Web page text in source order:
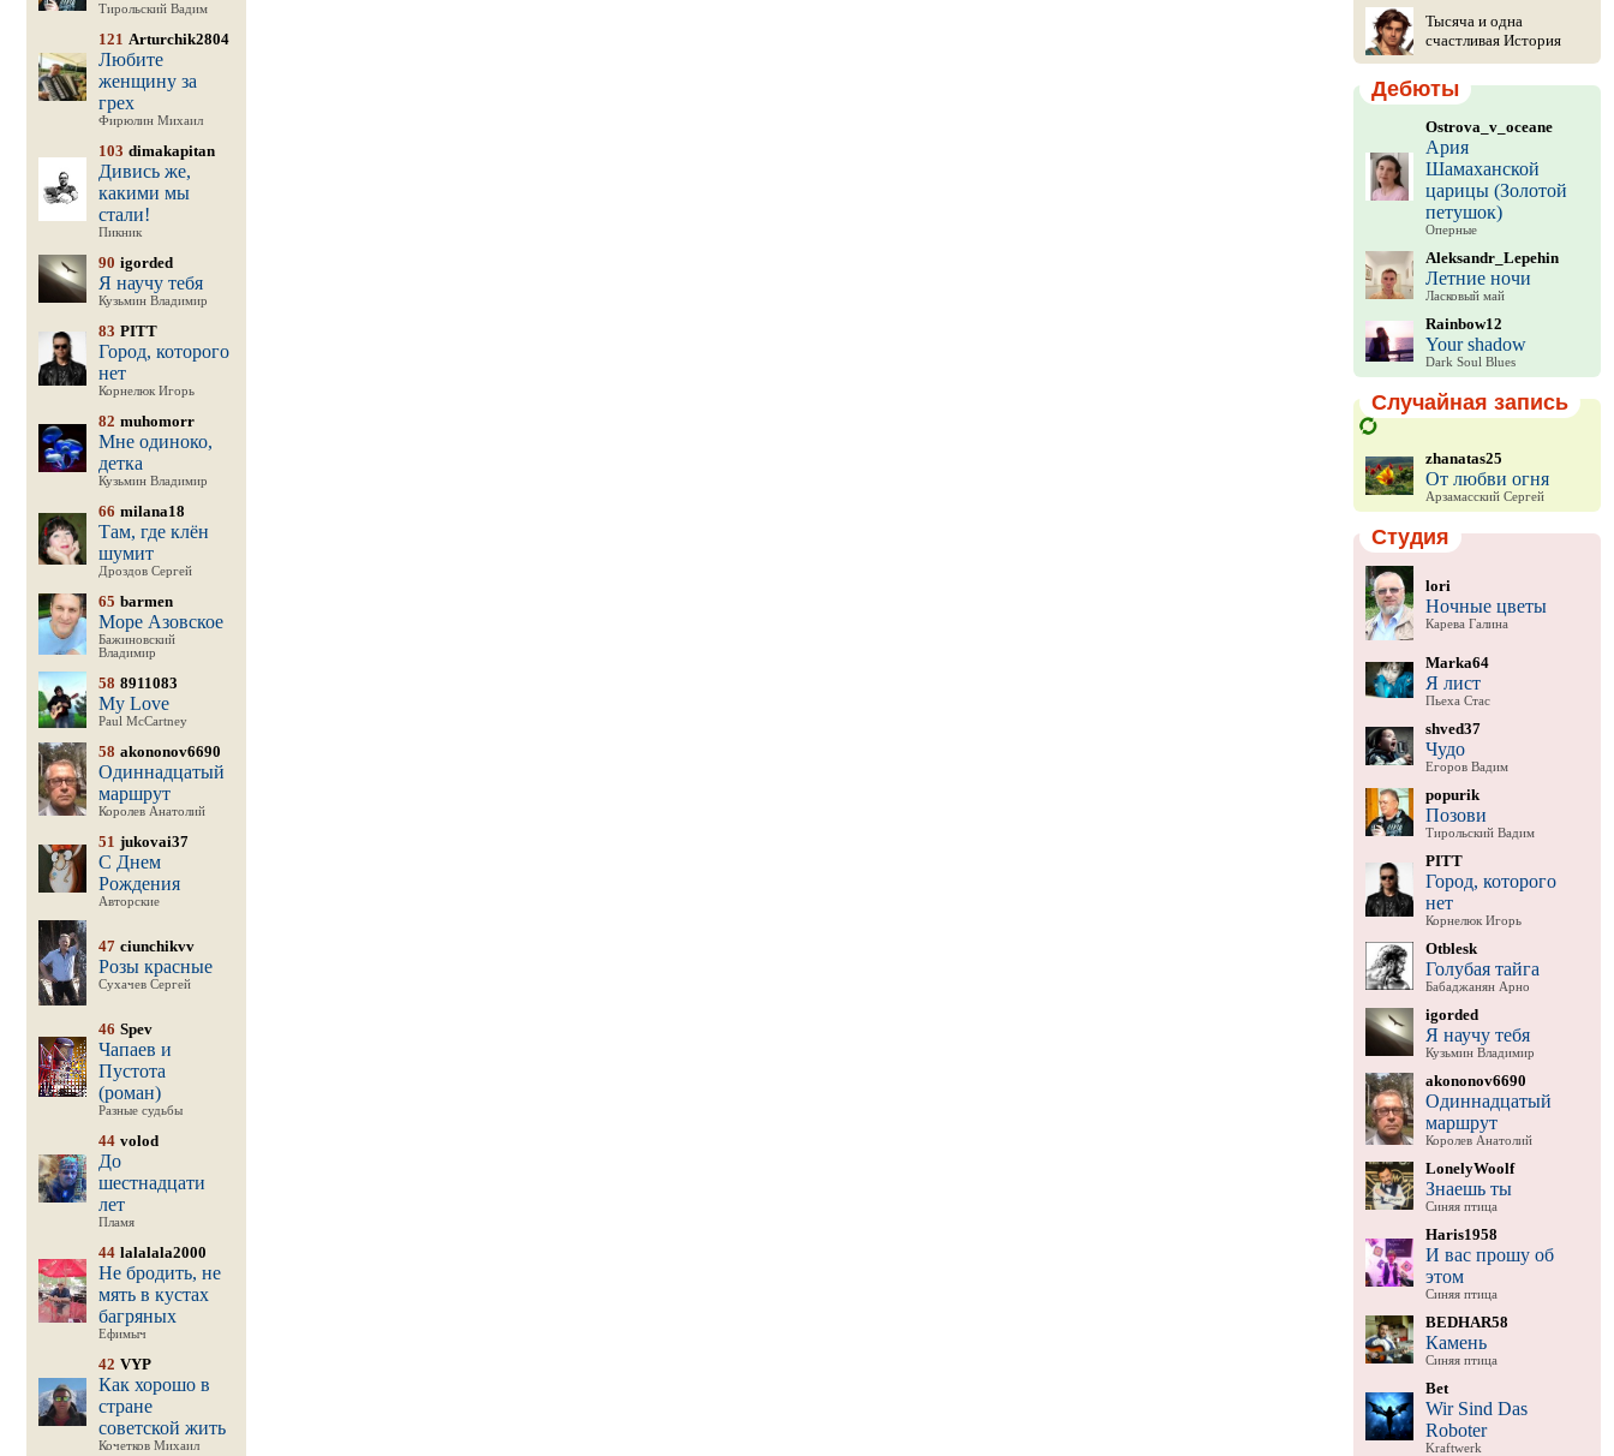
Тирольский Вадим
121 Arturchik2804
Любите
женщину за
грех
Фирюлин Михаил
103 dimakapitan
Дивись же,
какими мы
стали!
Пикник
90 igorded
Я научу тебя
Кузьмин Владимир
83 PITT
Город, которого
нет
Корнелюк Игорь
82 muhomorr
Мне одиноко,
детка
Кузьмин Владимир
66 milana18
Там, где клён
шумит
Дроздов Сергей
65 barmen
Море Азовское
Бажиновский
Владимир
58 8911083
My Love
Paul McCartney
58 akononov6690
Одиннадцатый
маршрут
Королев Анатолий
51 jukovai37
С Днем
Рождения
Авторские
47 ciunchikvv
Розы красные
Сухачев Сергей
46 Spev
Чапаев и
Пустота
(роман)
Разные судьбы
44 volod
До
шестнадцати
лет
Пламя
44 lalalala2000
Не бродить, не
мять в кустах
багряных
Ефимыч
42 VYP
Как хорошо в
стране
советской жить
Кочетков Михаил
Тысяча и одна
счастливая История
Дебюты
Ostrova_v_oceane
Ария
Шамаханской
царицы (Золотой
петушок)
Оперные
Aleksandr_Lepehin
Летние ночи
Ласковый май
Rainbow12
Your shadow
Dark Soul Blues
Случайная запись
zhanatas25
От любви огня
Арзамасский Сергей
Студия
lori
Ночные цветы
Карева Галина
Marka64
Я лист
Пьеха Стас
shved37
Чудо
Егоров Вадим
popurik
Позови
Тирольский Вадим
PITT
Город, которого
нет
Корнелюк Игорь
Otblesk
Голубая тайга
Бабаджанян Арно
igorded
Я научу тебя
Кузьмин Владимир
akononov6690
Одиннадцатый
маршрут
Королев Анатолий
LonelyWoolf
Знаешь ты
Синяя птица
Haris1958
И вас прошу об
этом
Синяя птица
BEDHAR58
Камень
Синяя птица
Bet
Wir Sind Das
Roboter
Kraftwerk